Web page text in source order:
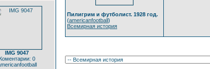
IMG 9047
Коментарии: 0
Пилигрим и футболист. 1928 год.
(americanfootball)
Всемирная история